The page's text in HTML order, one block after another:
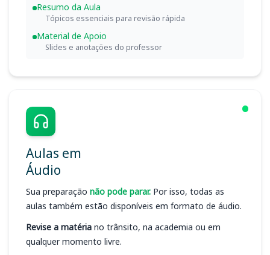
Resumo da Aula
Tópicos essenciais para revisão rápida
Material de Apoio
Slides e anotações do professor
Aulas em
Áudio
Sua preparação não pode parar. Por isso, todas as
aulas também estão disponíveis em formato de áudio.
Revise a matéria no trânsito, na academia ou em
qualquer momento livre.